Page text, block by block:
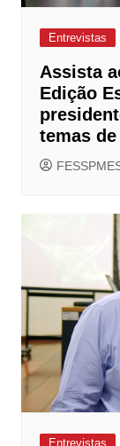
Entrevistas
Assista
Edição
temas
Entrevistas